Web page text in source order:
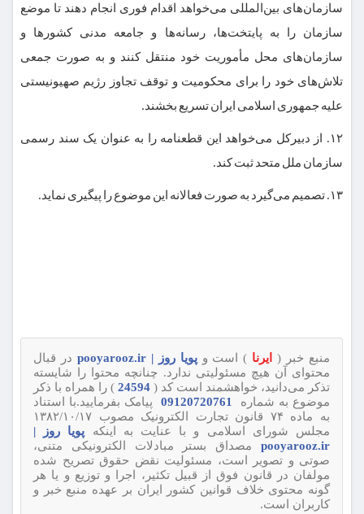
سازمان‌های بین‌المللی می‌خواهد اقدام فوری انجام دهند تا موضع
سازمان را به پایتخت‌ها، رسانه‌ها و جامعه مدنی کشورها و
سازمان‌های محل مأموریت خود منتقل کنند و به صورت جمعی
تلاش‌های خود را برای محکومیت و توقف تجاوز رژیم صهیونیستی
علیه جمهوری اسلامی ایران تسریع بخشند.
۱۲. از دبیرکل می‌خواهد این قطعنامه را به عنوان یک سند رسمی
سازمان ملل متحد ثبت کند.
۱۳. تصمیم می‌گیرد به صورت فعالانه این موضوع را پیگیری نماید.
منبع خبر ( ایرنا ) است وپویا روز | pooyarooz.ir
در قبال
محتوای آن هیچ مسئولیتی ندارد. چنانچه محتوا را شایسته
تذکر می‌دانید، خواهشمند است کد (
) را همراه با ذکر
موضوع به شماره
پیامک بفرمایید.با استناد
به ماده ۷۴ قانون تجارت الکترونیک مصوب ۱۳۸۲/۱۰/۱۷
مجلس شورای اسلامی و با عنایت به اینکه پویا روز |
pooyarooz.ir مصداق بستر مبادلات الکترونیکی متنی،
صوتی و تصویر است، مسئولیت نقض حقوق تصریح شده
مولفان در قانون فوق از قبیل تکثیر، اجرا و توزیع و یا هر
گونه محتوی خلاف قوانین کشور ایران بر عهده منبع خبر و
کاربران است.